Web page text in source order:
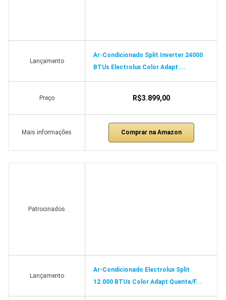
Lançamento
Ar-Condicionado Split Inverter 24000
BTUs Electrolux Color Adapt ...
Preço R$3.899,00
Mais informações Comprar na Amazon
Patrocinados
Lançamento
Ar-Condicionado Electrolux Split
12.000 BTUs Color Adapt Quente/F...